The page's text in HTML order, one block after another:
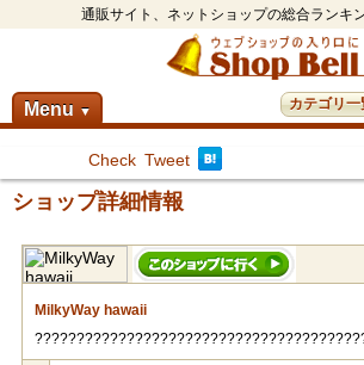
通販サイト、ネットショップの総合ランキ
Menu ▼ カテゴリ一
Check Tweet
ショップ詳細情報
MilkyWay hawaii